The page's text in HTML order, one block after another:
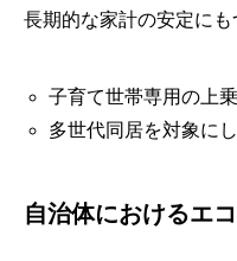
長期的な家計の安定にも
子育て世帯専用の上
多世代同居を対象に
自治体におけるエ